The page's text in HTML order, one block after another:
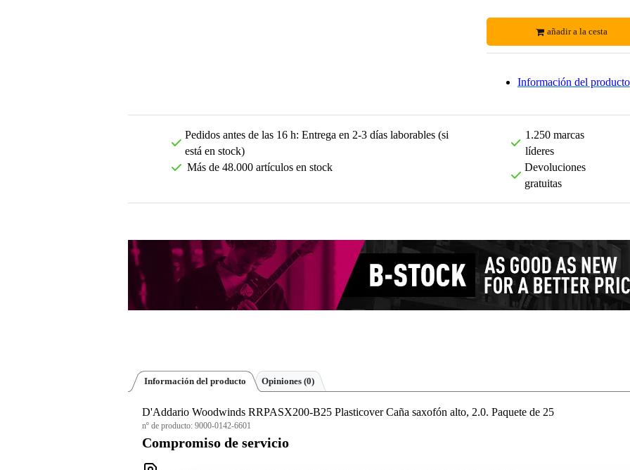
añadir a la cesta
Información del producto
Pedidos antes de las 16 h: Entrega en 2-3 días laborables (si
está en stock)
Más de 48.000 artículos en stock
1.250 marcas
líderes
Devoluciones
gratuitas
Información del producto Opiniones (0)
D'Addario Woodwinds RRPASX200-B25 Plasticover Caña saxofón alto, 2.0. Paquete de 25
nº de producto: 9000-0142-6601
Compromiso de servicio